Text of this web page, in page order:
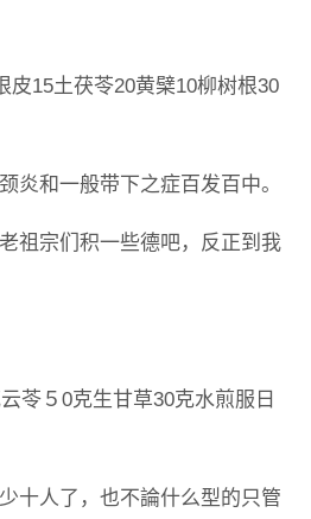
皮15土茯苓20黄檗10柳树根30
炎和一般带下之症百发百中。
祖宗们积一些德吧，反正到我
苓５0克生甘草30克水煎服日
十人了，也不論什么型的只管